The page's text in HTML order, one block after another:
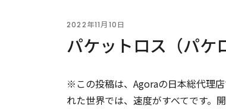
2022年11月10日
パケットロス（パケ
※この投稿は、Agoraの日本総代理
れた世界では、速度がすべてです。